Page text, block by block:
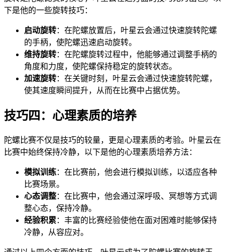
下是他的一些旋转技巧：
启动旋转：在陀螺放置后，叶星云会通过快速旋转陀螺
的手柄，使陀螺迅速启动旋转。
维持旋转：在陀螺旋转过程中，他能够通过调整手柄的
角度和力度，使陀螺保持稳定的旋转状态。
加速旋转：在关键时刻，叶星云会通过快速旋转陀螺，
使其速度瞬间提升，从而在比赛中占据优势。
技巧四：心理素质的培养
陀螺比赛不仅是技巧的较量，更是心理素质的考验。叶星云在
比赛中始终保持冷静，以下是他的心理素质培养方法：
模拟训练：在比赛前，他会进行模拟训练，以适应各种
比赛场景。
心态调整：在比赛中，他会通过深呼吸、冥想等方式调
整心态，保持冷静。
经验积累 ：丰富的比赛经验使他在面对困难时能够保持
冷静，从容应对。